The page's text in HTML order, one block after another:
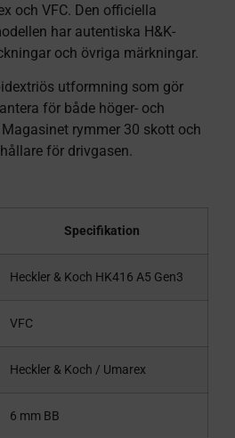
och VFC. Den officiella
har autentiska H&K-
och övriga märkningar.
utformning som gör
för både höger- och
rymmer 30 skott och
för drivgasen.
Specifikation
Heckler & Koch HK416 A5 Gen3
VFC
Heckler & Koch / Umarex
6 mm BB